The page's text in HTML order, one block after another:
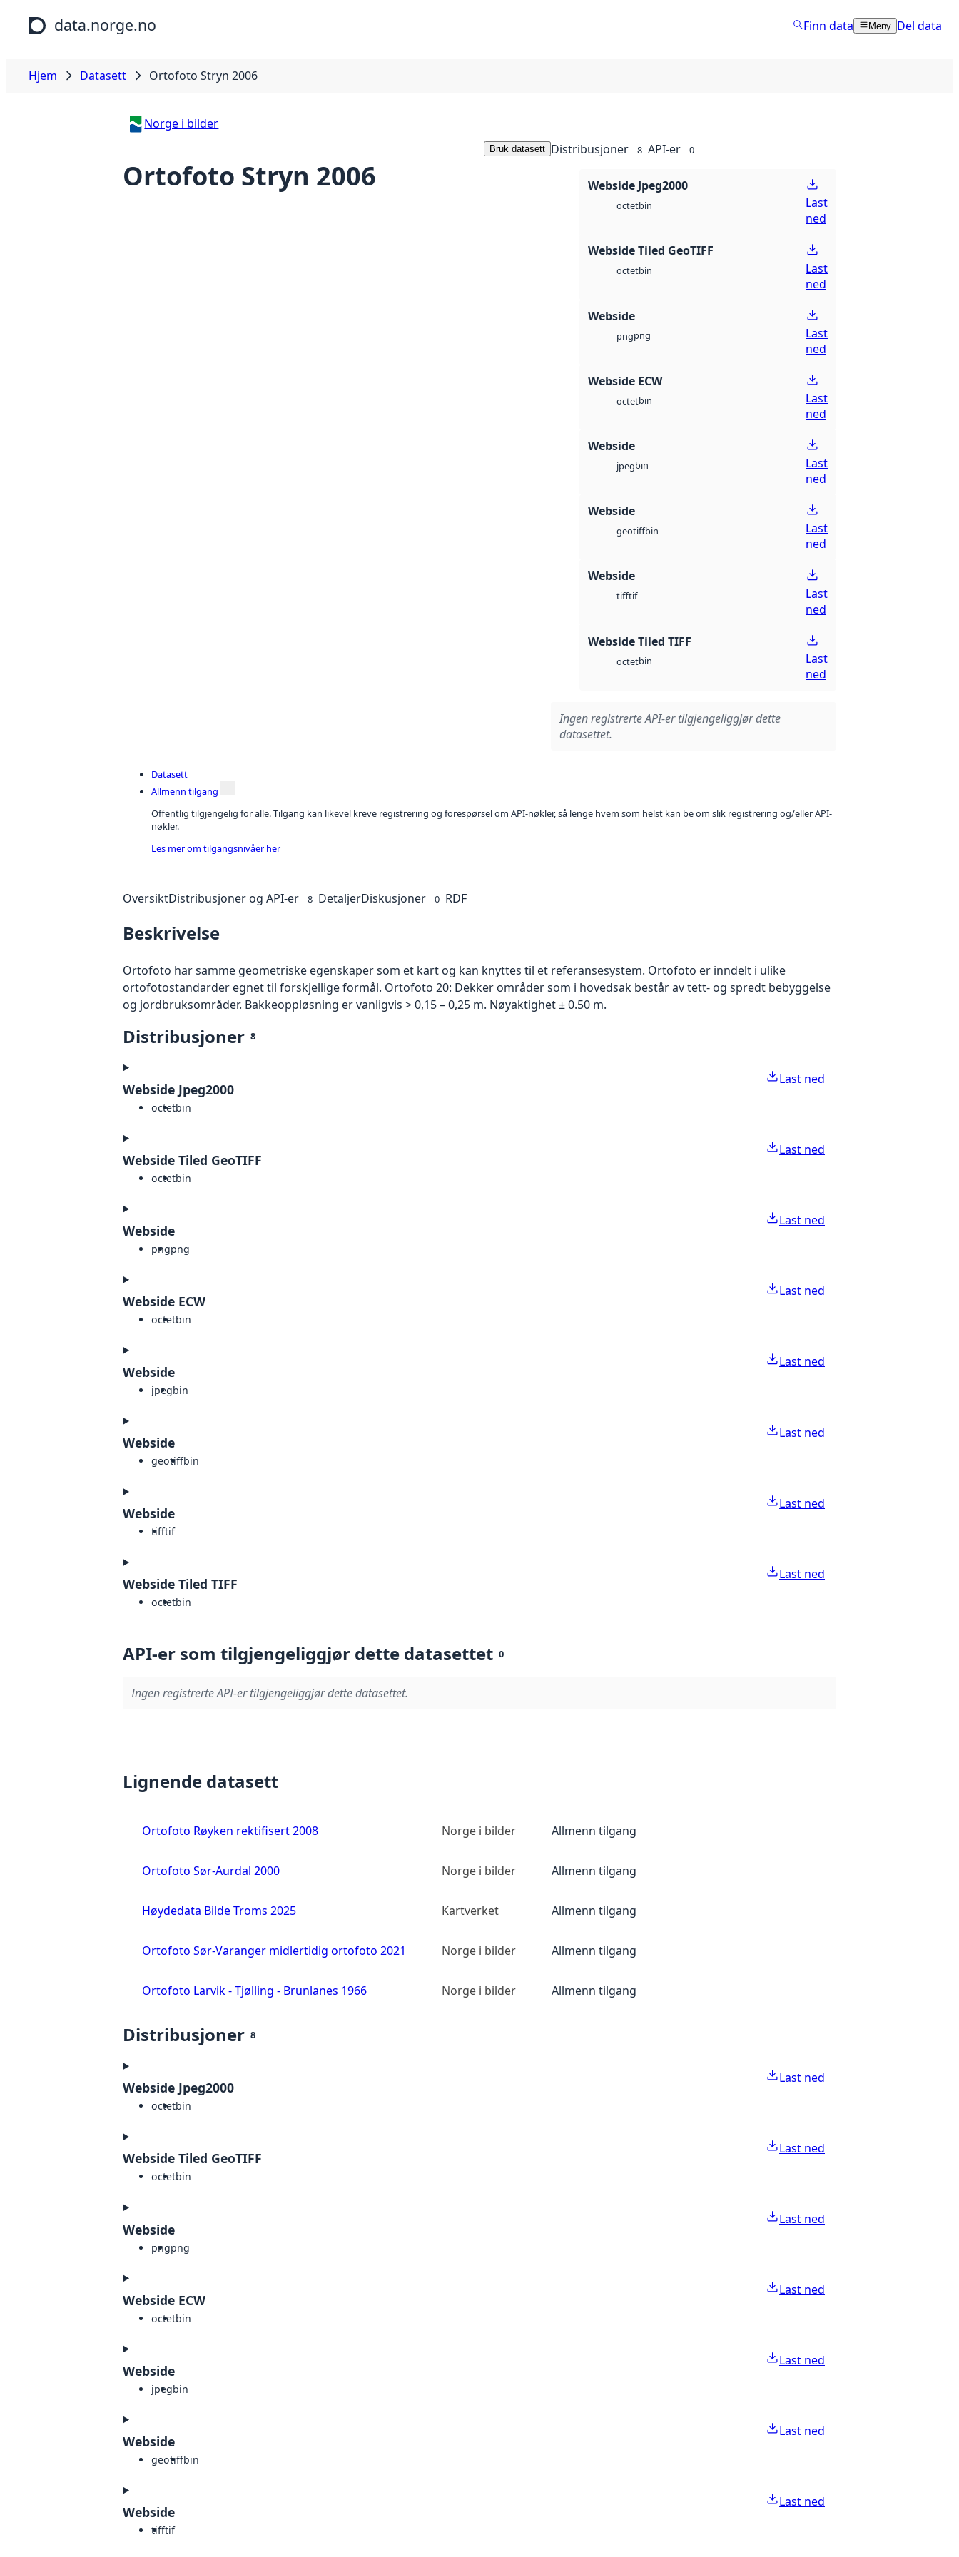
Hopp til hovedinnhold
data.norge.no Finn data Meny Del data
Hjem Datasett Ortofoto Stryn 2006
Norge i bilder
Ortofoto Stryn 2006
Bruk datasett Distribusjoner 8 API-er 0
Webside Jpeg2000
octetbin
Last
ned
Webside Tiled GeoTIFF
octetbin
Last
ned
Webside
pngpng
Last
ned
Webside ECW
octetbin
Last
ned
Webside
jpegbin
Last
ned
Webside
geotiffbin
Last
ned
Webside
tifftif
Last
ned
Webside Tiled TIFF
octetbin
Last
ned
Ingen registrerte API-er tilgjengeliggjør dette
datasettet.
Datasett
Allmenn tilgang
Offentlig tilgjengelig for alle. Tilgang kan likevel kreve registrering og forespørsel om API-nøkler, så lenge hvem som helst kan be om slik registrering og/eller API-
nøkler.
Les mer om tilgangsnivåer her
OversiktDistribusjoner og API-er 8 DetaljerDiskusjoner 0 RDF
Beskrivelse
Ortofoto har samme geometriske egenskaper som et kart og kan knyttes til et referansesystem. Ortofoto er inndelt i ulike
ortofotostandarder egnet til forskjellige formål. Ortofoto 20: Dekker områder som i hovedsak består av tett- og spredt bebyggelse
og jordbruksområder. Bakkeoppløsning er vanligvis > 0,15 – 0,25 m. Nøyaktighet ± 0.50 m.
Distribusjoner 8
Webside Jpeg2000
octetbin
Last ned
Webside Tiled GeoTIFF
octetbin
Last ned
Webside
pngpng
Last ned
Webside ECW
octetbin
Last ned
Webside
jpegbin
Last ned
Webside
geotiffbin
Last ned
Webside
tifftif
Last ned
Webside Tiled TIFF
octetbin
Last ned
API-er som tilgjengeliggjør dette datasettet 0
Ingen registrerte API-er tilgjengeliggjør dette datasettet.
Lignende datasett
Ortofoto Røyken rektifisert 2008 Norge i bilder Allmenn tilgang
Ortofoto Sør-Aurdal 2000 Norge i bilder Allmenn tilgang
Høydedata Bilde Troms 2025 Kartverket Allmenn tilgang
Ortofoto Sør-Varanger midlertidig ortofoto 2021 Norge i bilder Allmenn tilgang
Ortofoto Larvik - Tjølling - Brunlanes 1966 Norge i bilder Allmenn tilgang
Distribusjoner 8
Webside Jpeg2000
octetbin
Last ned
Webside Tiled GeoTIFF
octetbin
Last ned
Webside
pngpng
Last ned
Webside ECW
octetbin
Last ned
Webside
jpegbin
Last ned
Webside
geotiffbin
Last ned
Webside
tifftif
Last ned